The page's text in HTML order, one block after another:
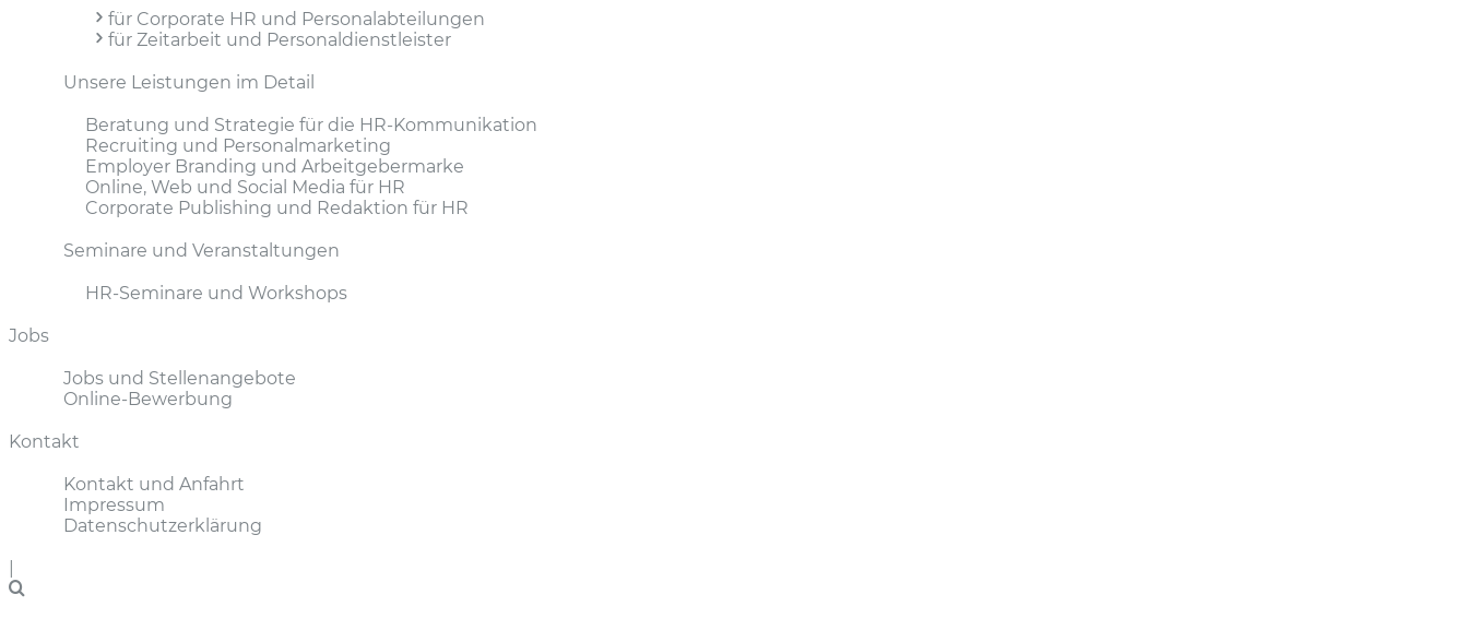
für Corporate HR und Personal­abteilungen
für Zeitarbeit und Personal­dienstleister
Unsere Leistungen im Detail
Beratung und Strategie für die HR-Kommunikation
Recruiting und Personalmarketing
Employer Branding und Arbeitgebermarke
Online, Web und Social Media für HR
Corporate Publishing und Redaktion für HR
Seminare und Veranstaltungen
HR-Seminare und Workshops
Jobs
Jobs und Stellenangebote
Online-Bewerbung
Kontakt
Kontakt und Anfahrt
Impressum
Datenschutzerklärung